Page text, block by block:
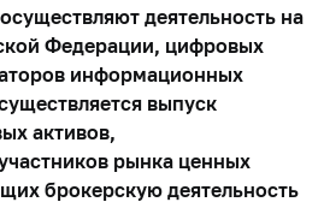
деятельность на
Федерации, цифровых
информационных
выпуск
активов,
рынка ценных
брокерскую деятельность